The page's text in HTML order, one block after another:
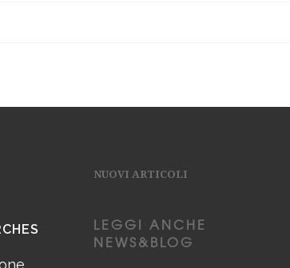
NUOVI ARTICOLI
LEGGI ANCHE
NEWS&BLOG